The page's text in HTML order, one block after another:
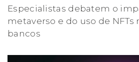
Especialistas debatem o
metaverso e do uso de NFTs
bancos